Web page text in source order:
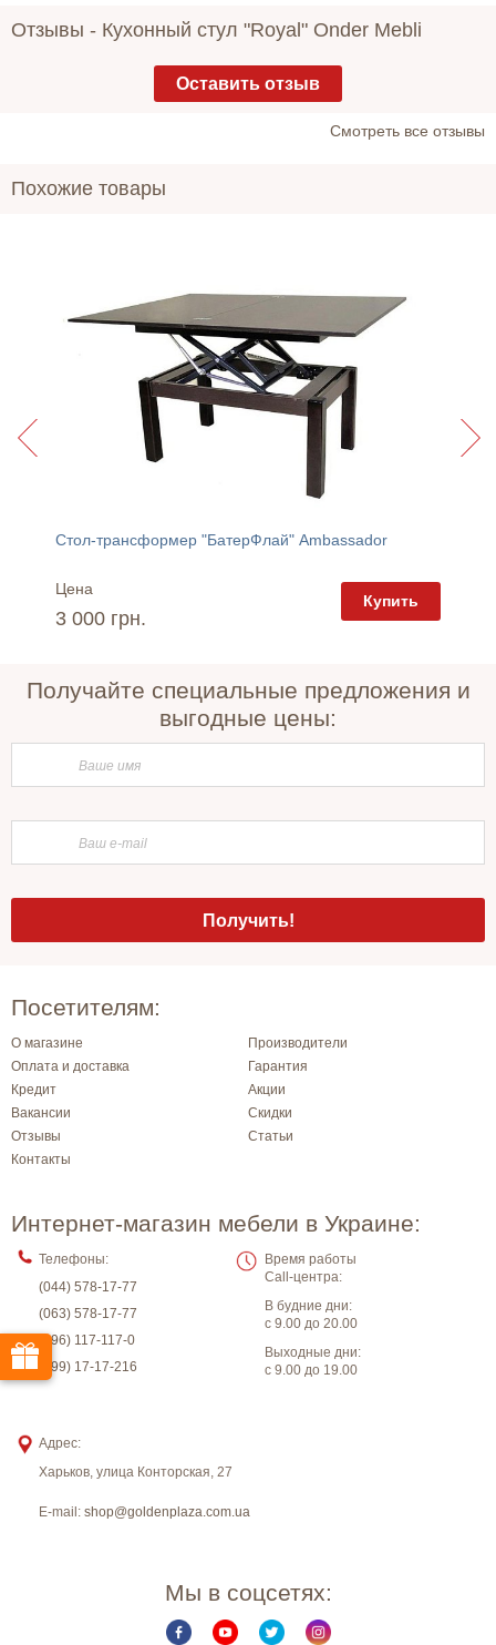
Отзывы - Кухонный стул "Royal" Onder Mebli
Оставить отзыв
Cмотреть все отзывы
Похожие товары
Стол-трансформер "БатерФлай" Ambassador
Цена
3 000 грн.
Купить
Получайте специальные предложения и
выгодные цены:
Посетителям:
О магазине
Производители
Оплата и доставка
Гарантия
Кредит
Акции
Вакансии
Скидки
Отзывы
Статьи
Контакты
Интернет-магазин мебели в Украине:
Телефоны:
(044) 578-17-77
(063) 578-17-77
(096) 117-117-0
(099) 17-17-216
Время работы
Call-центра:
В будние дни:
с 9.00 до 20.00
Выходные дни:
с 9.00 до 19.00
Адрес:
Харьков, улица Конторская, 27
E-mail: shop@goldenplaza.com.ua
Мы в соцсетях: